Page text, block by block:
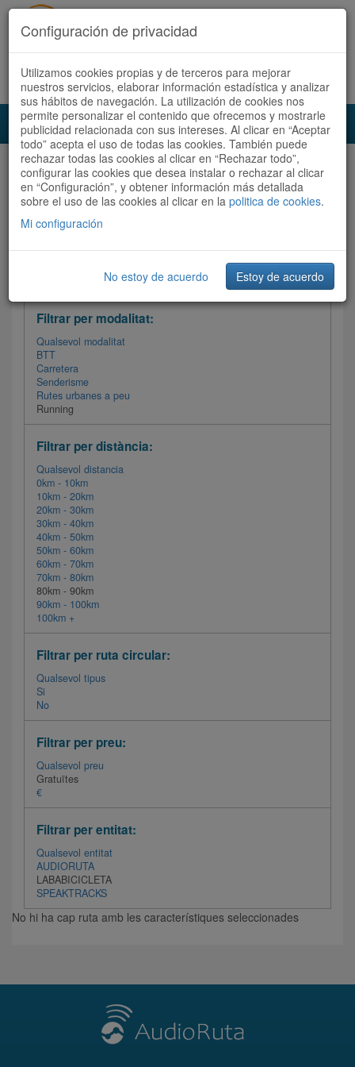
Accedeix Registra't ara Español Català
Audioruta Totes les rutes
Totes les rutes Ordenar per: Més recents / Dificultat
Filtrar les rutes
Filtrar per modalitat:
Qualsevol modalitat
BTT
Carretera
Senderisme
Rutes urbanes a peu
Running
Filtrar per distància:
Qualsevol distancia
0km - 10km
10km - 20km
20km - 30km
30km - 40km
40km - 50km
50km - 60km
60km - 70km
70km - 80km
80km - 90km
90km - 100km
100km +
Filtrar per ruta circular:
Qualsevol tipus
Si
No
Filtrar per preu:
Qualsevol preu
Gratuïtes
€
Filtrar per entitat:
Qualsevol entitat
AUDIORUTA
LABABICICLETA
SPEAKTRACKS
No hi ha cap ruta amb les característiques seleccionades
Configuración de privacidad
Utilizamos cookies propias y de terceros para mejorar
nuestros servicios, elaborar información estadística y analizar
sus hábitos de navegación. La utilización de cookies nos
permite personalizar el contenido que ofrecemos y mostrarle
publicidad relacionada con sus intereses. Al clicar en “Aceptar
todo” acepta el uso de todas las cookies. También puede
rechazar todas las cookies al clicar en “Rechazar todo”,
configurar las cookies que desea instalar o rechazar al clicar
en “Configuración”, y obtener información más detallada
sobre el uso de las cookies al clicar en la politica de cookies.
Mi configuración
No estoy de acuerdo Estoy de acuerdo